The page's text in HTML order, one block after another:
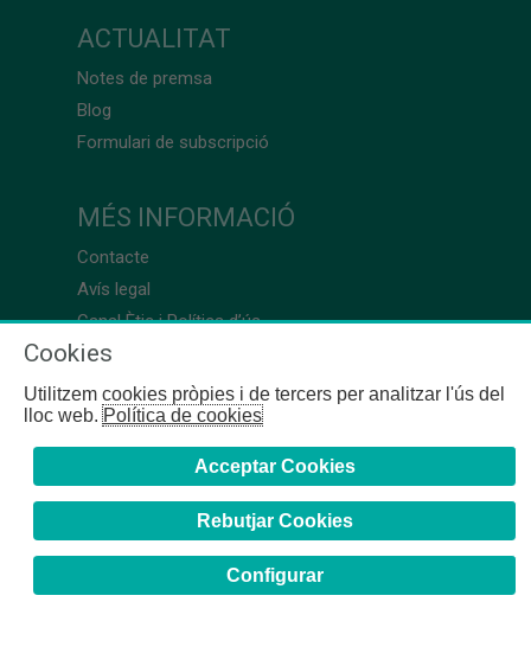
ACTUALITAT
Notes de premsa
Blog
Formulari de subscripció
MÉS INFORMACIÓ
Contacte
Avís legal
Canal Ètic i Política d’ús
Cookies
Utilitzem cookies pròpies i de tercers per analitzar l'ús del
lloc web.Política de cookies
Acceptar Cookies
Rebutjar Cookies
Configurar